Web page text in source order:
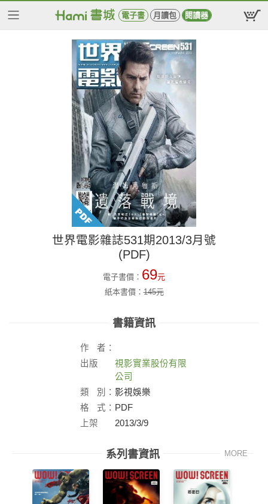
電子書 月讀包 閱讀器
世界電影雜誌531期2013/3月號
(PDF)
電子書價： 69元
紙本書價：145元
書籍資訊
作
者：
出版
視影實業股份有限
公司
類
別： 影視娛樂
格
式： PDF
上架
2013/3/9
系列書資訊 MORE